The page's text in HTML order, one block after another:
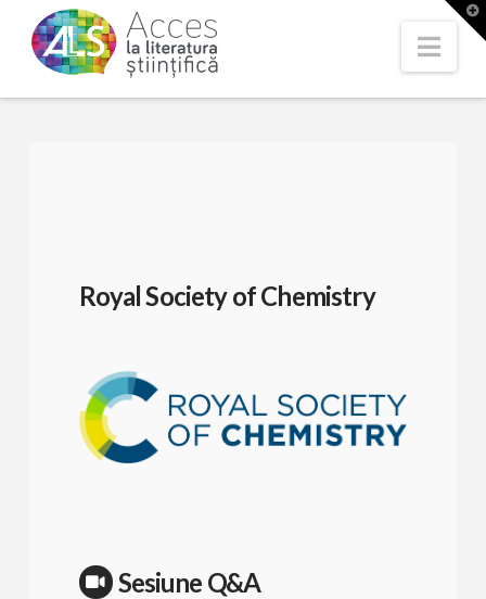
Royal Society of Chemistry
Sesiune Q&A